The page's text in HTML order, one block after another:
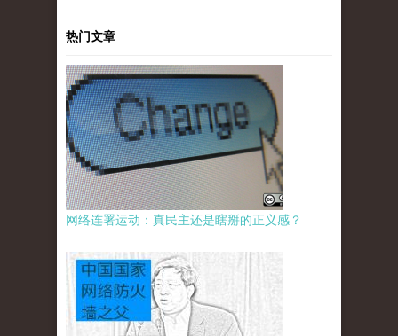
热门文章
网络连署运动：真民主还是瞎掰的正义感？